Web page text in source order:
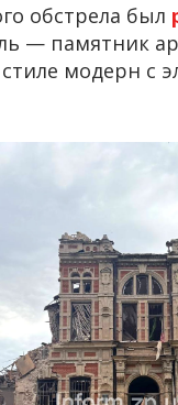
обстрела был
— памятник
модерн с